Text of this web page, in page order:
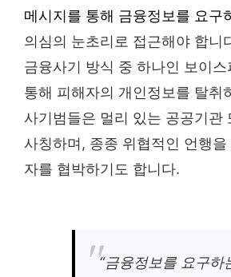
메시지를 통해 금융정보를 요구
의심의 눈초리로 접근해야 합니
금융사기 방식 중 하나인 보이
통해 피해자의 개인정보를 탈취
사기범들은 멀리 있는 공공기관
사칭하며, 종종 위협적인 언행
자를 협박하기도 합니다.
“금융정보를 요구하